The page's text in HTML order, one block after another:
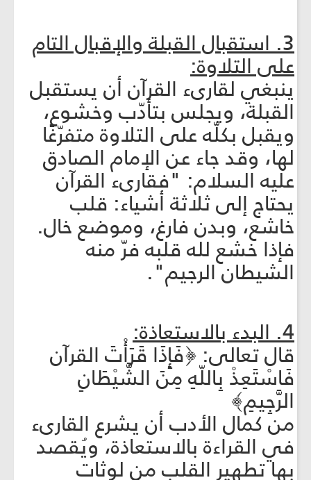
3. استقبال القبلة والإقبال التام
على التلاوة:
ينبغي لقارى‏ء القرآن أن يستقبل
القبلة، ويجلس بتأدّب وخشوع،
ويقبل بكلّه على التلاوة متفرّغًا
لها، وقد جاء عن الإمام الصادق
عليه السلام: "فقارى‏ء القرآن
يحتاج إلى ثلاثة أشياء: قلب
خاشع، وبدن فارغ، وموضع خال.
فإذا خشع لله قلبه فرّ منه
الشيطان الرجيم".
4. البدء بالاستعاذة:
قال تعالى: ﴿فَإِذَا قَرَأْتَ القرآن
فَاسْتَعِذْ بِاللّهِ مِنَ الشَّيْطَانِ
الرَّجِيمِ﴾
من كمال الأدب أن يشرع القارى‏ء
في القراءة بالاستعاذة، ويُقصد
بها تطهير القلب من لوثات